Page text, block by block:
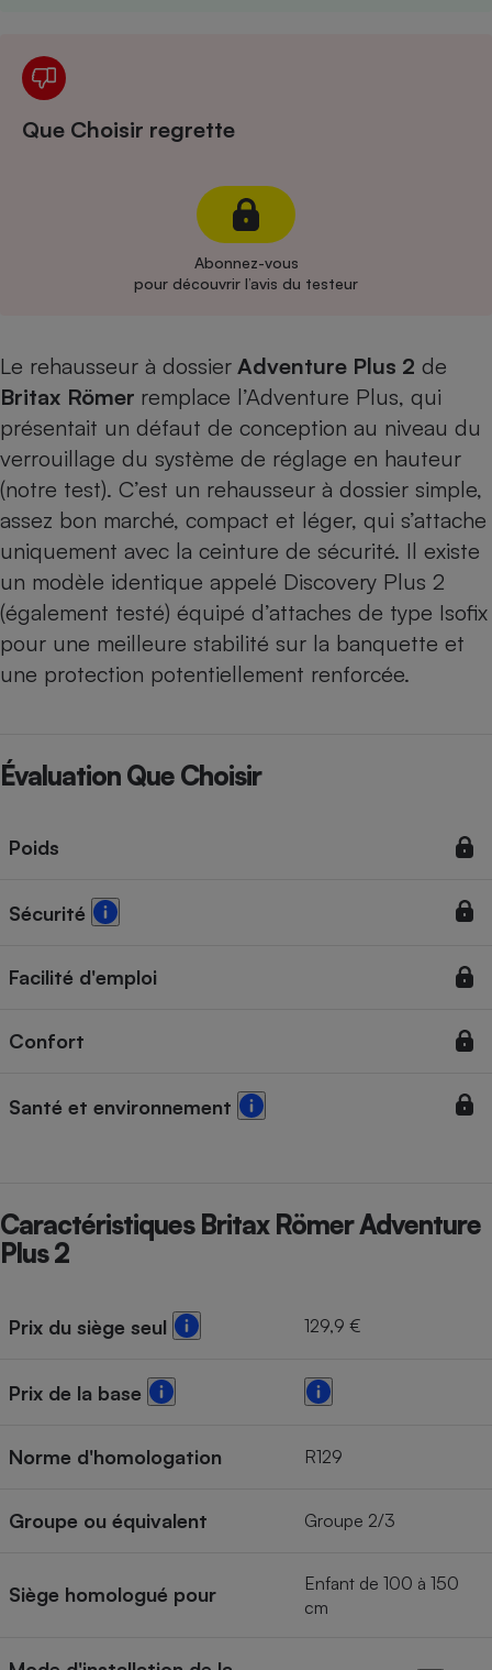
Que Choisir regrette
Abonnez-vous
pour découvrir l’avis du testeur
Le rehausseur à dossier Adventure Plus 2 de
Britax Römer remplace l’Adventure Plus, qui
présentait un défaut de conception au niveau du
verrouillage du système de réglage en hauteur
(notre test). C’est un rehausseur à dossier simple,
assez bon marché, compact et léger, qui s’attache
uniquement avec la ceinture de sécurité. Il existe
un modèle identique appelé Discovery Plus 2
(également testé) équipé d’attaches de type Isofix
pour une meilleure stabilité sur la banquette et
une protection potentiellement renforcée.
Évaluation Que Choisir
Poids
Sécurité
Facilité d'emploi
Confort
Santé et environnement
Caractéristiques Britax Römer Adventure
Plus 2
Prix du siège seul 129,9 €
Prix de la base
Norme d'homologation R129
Groupe ou équivalent Groupe 2/3
Siège homologué pour
Enfant de 100 à 150
cm
Cafetière à expressos
Robot ménager